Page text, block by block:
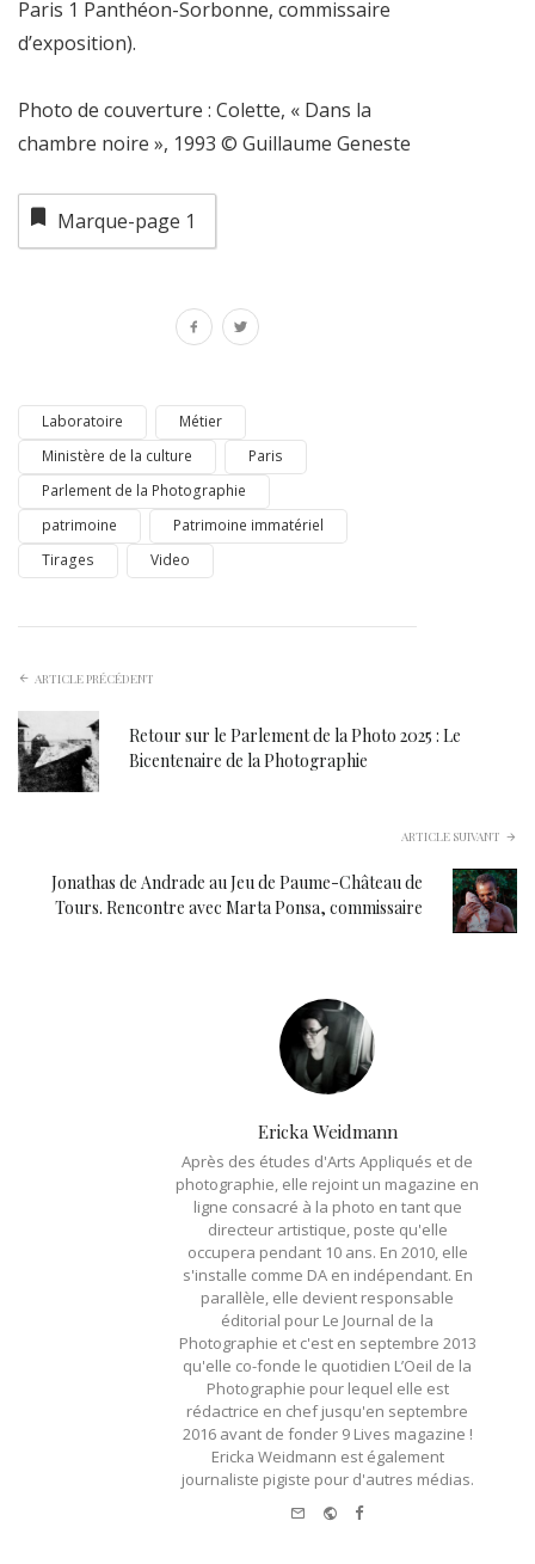
Paris 1 Panthéon-Sorbonne, commissaire
d’exposition).
Photo de couverture : Colette, « Dans la
chambre noire », 1993 © Guillaume Geneste
Marque-page 1
Laboratoire
Métier
Ministère de la culture
Paris
Parlement de la Photographie
patrimoine
Patrimoine immatériel
Tirages
Video
ARTICLE PRÉCÉDENT
Retour sur le Parlement de la Photo 2025 : Le
Bicentenaire de la Photographie
ARTICLE SUIVANT
Jonathas de Andrade au Jeu de Paume-Château de
Tours. Rencontre avec Marta Ponsa, commissaire
Ericka Weidmann
Après des études d'Arts Appliqués et de
photographie, elle rejoint un magazine en
ligne consacré à la photo en tant que
directeur artistique, poste qu'elle
occupera pendant 10 ans. En 2010, elle
s'installe comme DA en indépendant. En
parallèle, elle devient responsable
éditorial pour Le Journal de la
Photographie et c'est en septembre 2013
qu'elle co-fonde le quotidien L’Oeil de la
Photographie pour lequel elle est
rédactrice en chef jusqu'en septembre
2016 avant de fonder 9 Lives magazine !
Ericka Weidmann est également
journaliste pigiste pour d'autres médias.
Website
Facebook